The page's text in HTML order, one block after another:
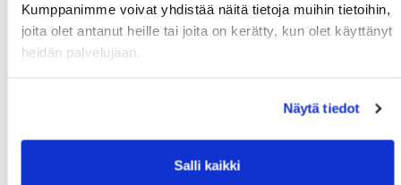
Kumppanimme voivat yhdistää näitä tietoja muihin tietoihin,
joita olet antanut heille tai joita on kerätty, kun olet käyttänyt
heidän palvelujaan.
Näytä tiedot
Salli kaikki
Download CampusMoWe-application
phone from AppStore or Play-store.